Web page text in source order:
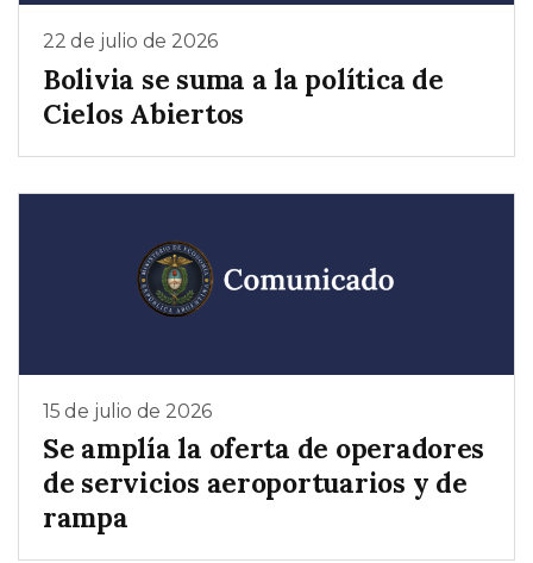
22 de julio de 2026
Bolivia se suma a la política de
Cielos Abiertos
15 de julio de 2026
Se amplía la oferta de operadores
de servicios aeroportuarios y de
rampa